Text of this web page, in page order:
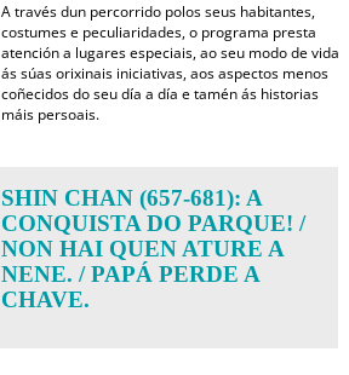
A través dun percorrido polos seus habitantes,
costumes e peculiaridades, o programa presta
atención a lugares especiais, ao seu modo de vida,
ás súas orixinais iniciativas, aos aspectos menos
coñecidos do seu día a día e tamén ás historias
máis persoais.
SHIN CHAN (657-681): A
CONQUISTA DO PARQUE! /
NON HAI QUEN ATURE A
NENE. / PAPÁ PERDE A
CHAVE.